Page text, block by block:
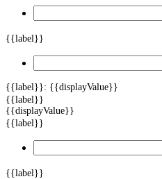
{{label}}
{{label}}: {{displayValue}}
{{label}}
{{displayValue}}
{{label}}
{{label}}